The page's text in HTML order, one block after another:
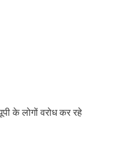
के लोगों वरोध कर रहे